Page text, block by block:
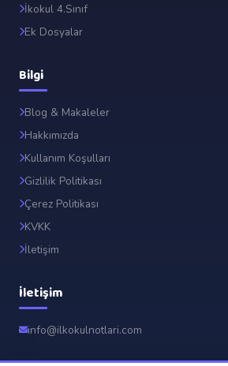
İkokul 4.Sınıf
Ek Dosyalar
Bilgi
Blog & Makaleler
Hakkımızda
Kullanım Koşulları
Gizlilik Politikası
Çerez Politikası
KVKK
İletişim
İletişim
info@ilkokulnotlari.com